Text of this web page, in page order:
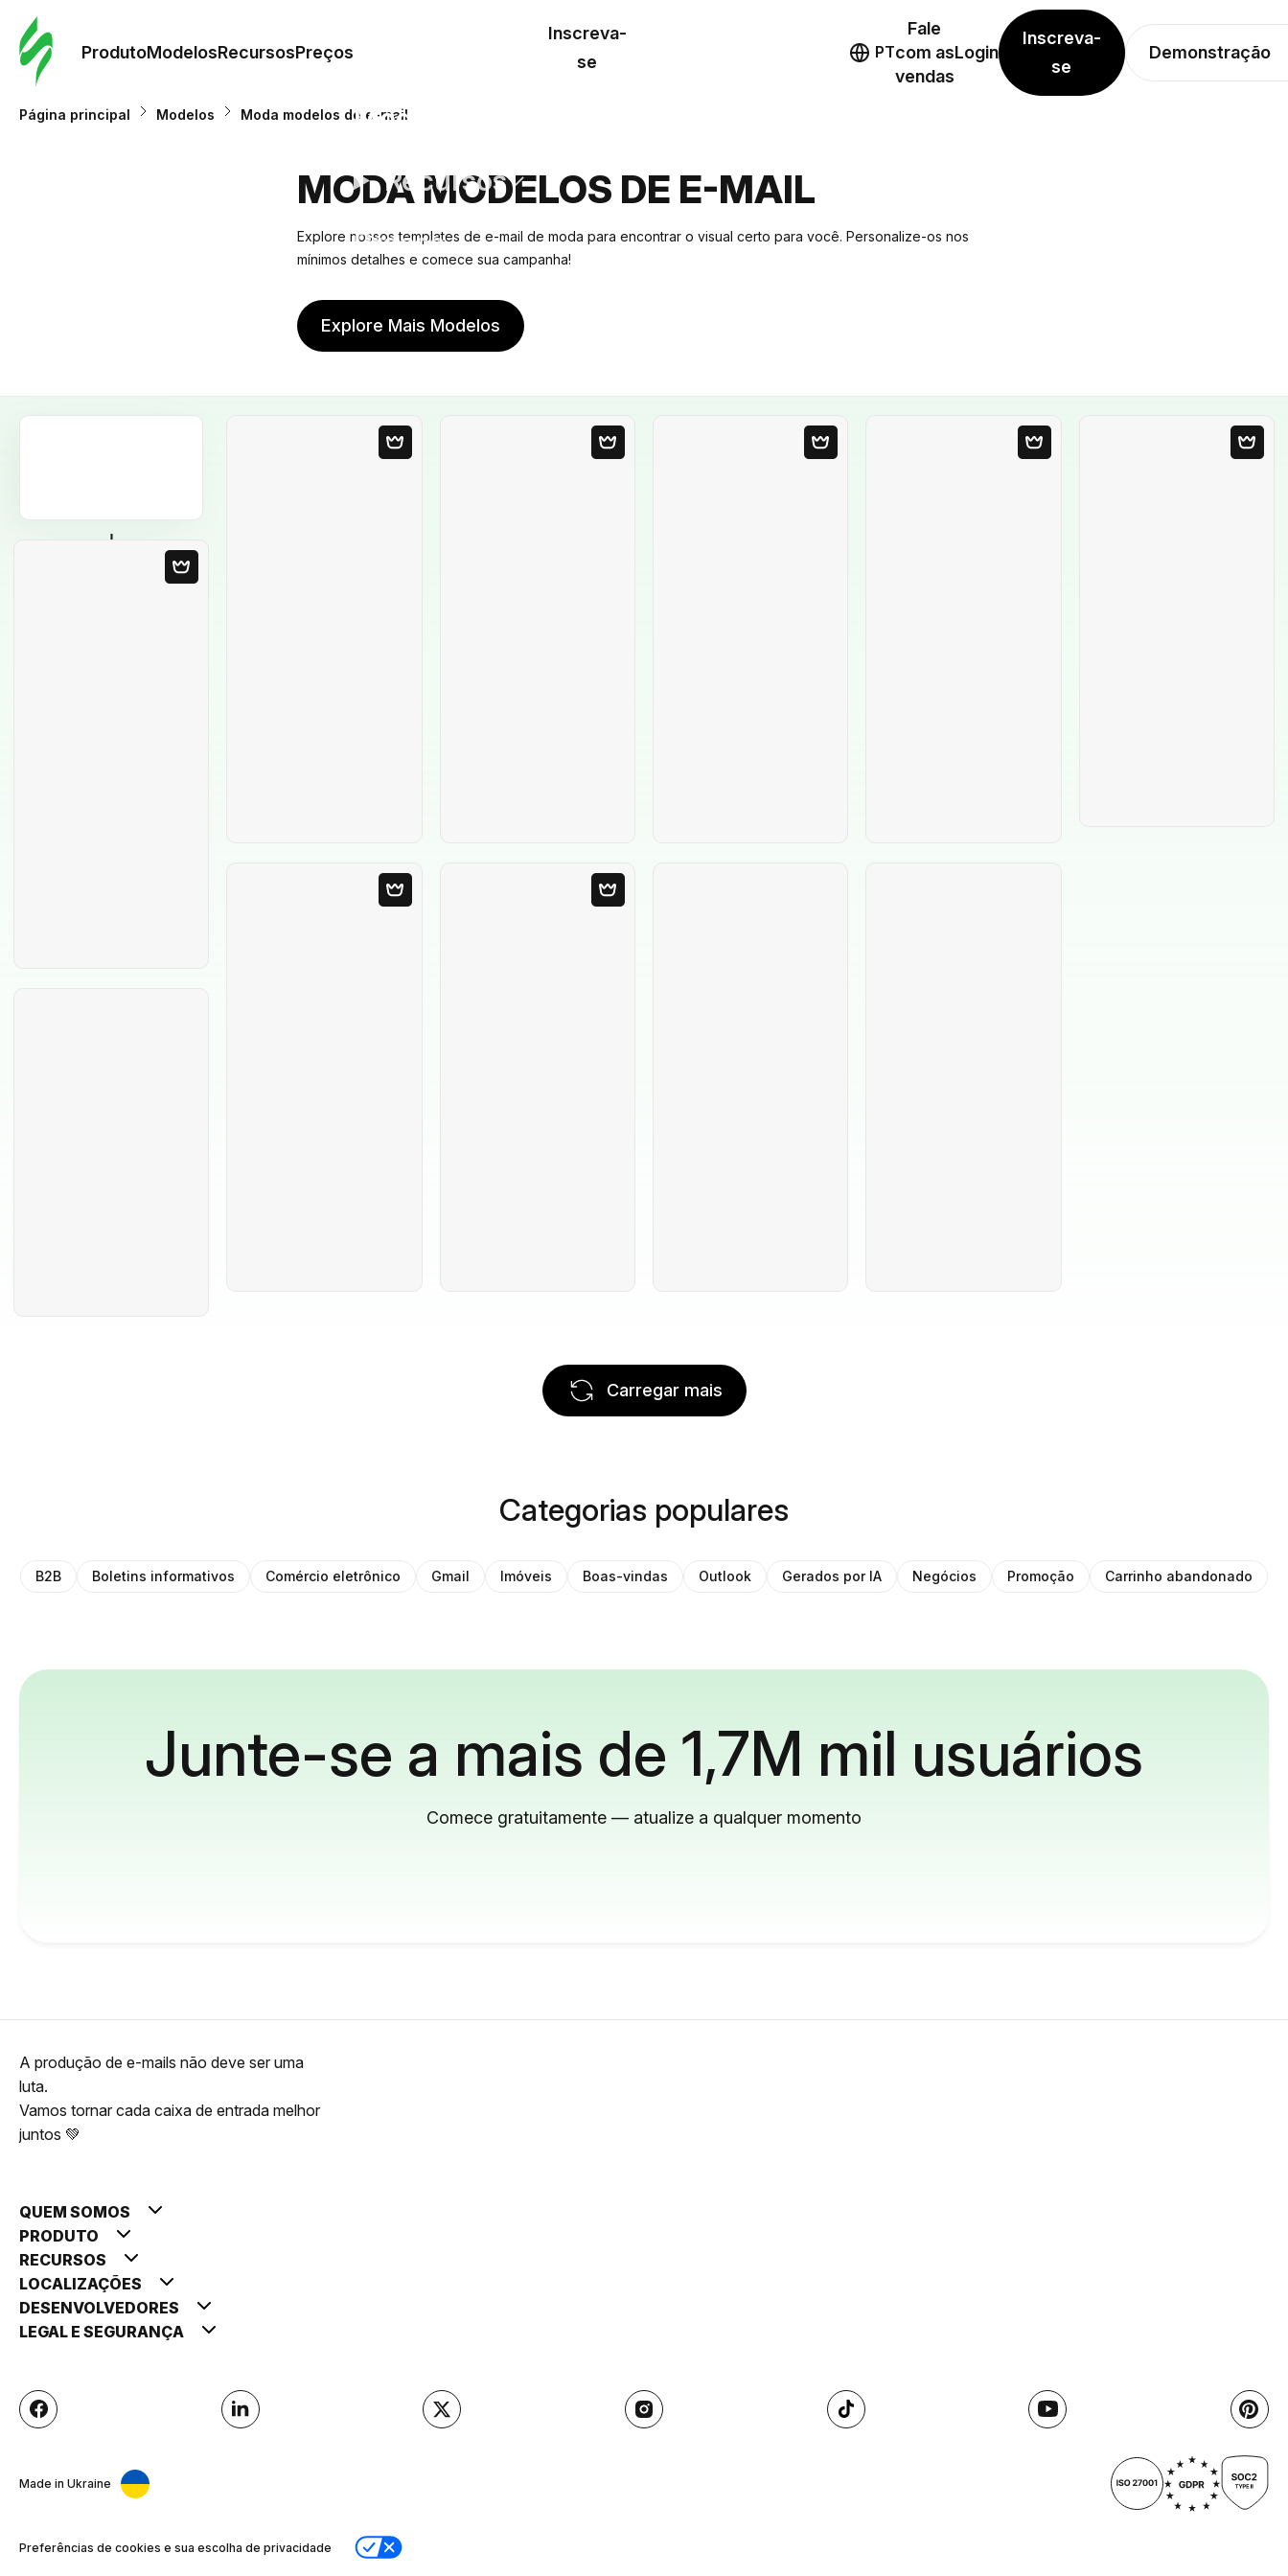
ProdutoModelosRecursosPreços
Modelos
Recursos
Preços
Inscreva-
se
PT
Fale
com as
vendas
Login
Inscreva-
se
Demonstração
Página principal Modelos Moda modelos de e-mail
MODA MODELOS DE E-MAIL
Explore nossos templates de e-mail de moda para encontrar o visual certo para você. Personalize-os nos
mínimos detalhes e comece sua campanha!
Explore Mais Modelos
Carregar mais
Categorias populares
B2B Boletins informativos Comércio eletrônico Gmail Imóveis Boas-vindas Outlook Gerados por IA Negócios Promoção Carrinho abandonado
Junte-se a mais de 1,7M mil usuários
Comece gratuitamente — atualize a qualquer momento
A produção de e-mails não deve ser uma
luta.
Vamos tornar cada caixa de entrada melhor
juntos 💚
QUEM SOMOS
PRODUTO
RECURSOS
LOCALIZAÇÕES
DESENVOLVEDORES
LEGAL E SEGURANÇA
Made in Ukraine
Preferências de cookies e sua escolha de privacidade